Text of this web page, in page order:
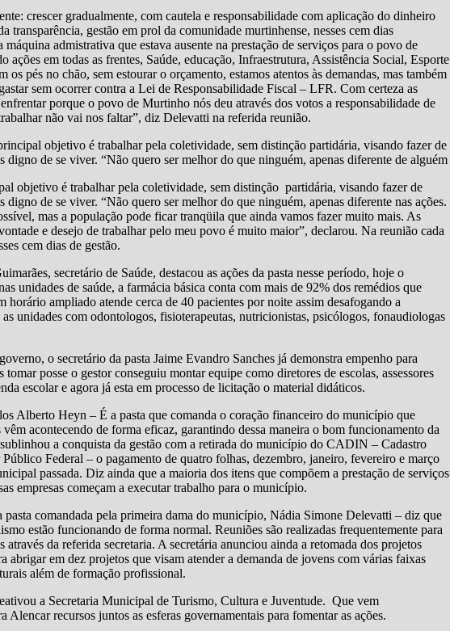
crescer gradualmente, com cautela e responsabilidade com aplicação do dinheiro
transparência, gestão em prol da comunidade murtinhense, nesses cem dias
admistrativa que estava ausente na prestação de serviços para o povo de
ações em todas as frentes, Saúde, educação, Infraestrutura, Assistência Social, Esporte
pés no chão, sem estourar o orçamento, estamos atentos às demandas, mas também
sem ocorrer contra a Lei de Responsabilidade Fiscal – LFR. Com certeza as
porque o povo de Murtinho nós deu através dos votos a responsabilidade de
não vai nos faltar”, diz Delevatti na referida reunião.
objetivo é trabalhar pela coletividade, sem distinção partidária, visando fazer de
de se viver. “Não quero ser melhor do que ninguém, apenas diferente de alguém
objetivo é trabalhar pela coletividade, sem distinção partidária, visando fazer de
de se viver. “Não quero ser melhor do que ninguém, apenas diferente nas ações.
mas a população pode ficar tranqüila que ainda vamos fazer muito mais. As
e desejo de trabalhar pelo meu povo é muito maior”, declarou. Na reunião cada
cem dias de gestão.
secretário de Saúde, destacou as ações da pasta nesse período, hoje o
unidades de saúde, a farmácia básica conta com mais de 92% dos remédios que
horário ampliado atende cerca de 40 pacientes por noite assim desafogando a
unidades com odontologos, fisioterapeutas, nutricionistas, psicólogos, fonaudiologas
o secretário da pasta Jaime Evandro Sanches já demonstra empenho para
posse o gestor conseguiu montar equipe como diretores de escolas, assessores
escolar e agora já esta em processo de licitação o material didáticos.
Alberto Heyn – É a pasta que comanda o coração financeiro do município que
acontecendo de forma eficaz, garantindo dessa maneira o bom funcionamento da
a conquista da gestão com a retirada do município do CADIN – Cadastro
Federal – o pagamento de quatro folhas, dezembro, janeiro, fevereiro e março
passada. Diz ainda que a maioria dos itens que compõem a prestação de serviços
empresas começam a executar trabalho para o município.
pasta comandada pela primeira dama do município, Nádia Simone Delevatti – diz que
estão funcionando de forma normal. Reuniões são realizadas frequentemente para
através da referida secretaria. A secretária anunciou ainda a retomada dos projetos
abrigar em dez projetos que visam atender a demanda de jovens com várias faixas
além de formação profissional.
a Secretaria Municipal de Turismo, Cultura e Juventude. Que vem
Alencar recursos juntos as esferas governamentais para fomentar as ações.